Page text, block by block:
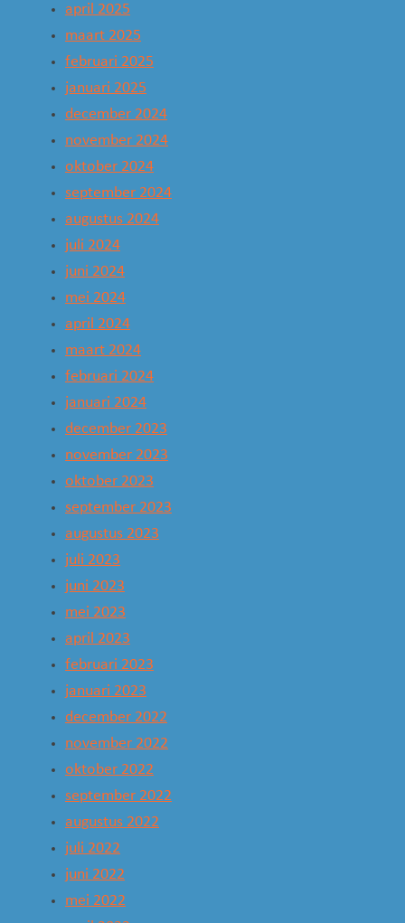
april 2025
maart 2025
februari 2025
januari 2025
december 2024
november 2024
oktober 2024
september 2024
augustus 2024
juli 2024
juni 2024
mei 2024
april 2024
maart 2024
februari 2024
januari 2024
december 2023
november 2023
oktober 2023
september 2023
augustus 2023
juli 2023
juni 2023
mei 2023
april 2023
februari 2023
januari 2023
december 2022
november 2022
oktober 2022
september 2022
augustus 2022
juli 2022
juni 2022
mei 2022